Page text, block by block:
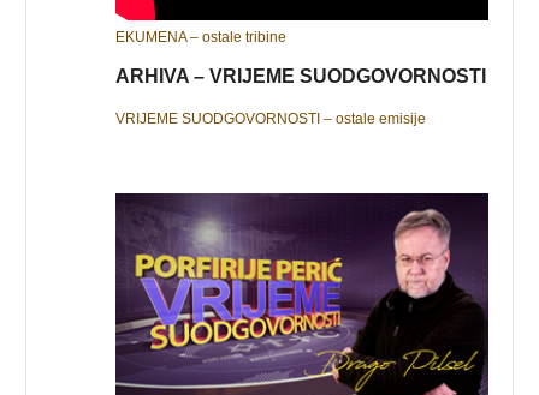
EKUMENA – ostale tribine
ARHIVA – VRIJEME SUODGOVORNOSTI
VRIJEME SUODGOVORNOSTI – ostale emisije